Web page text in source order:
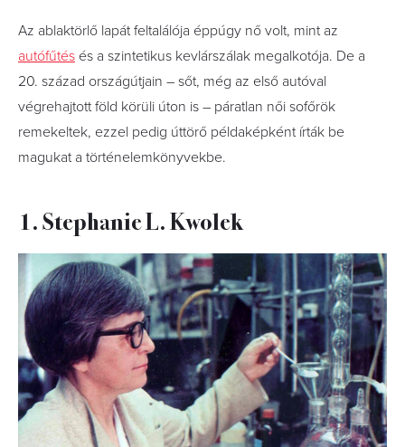
Az ablaktörlő lapát feltalálója éppúgy nő volt, mint az
autófűtés és a szintetikus kevlárszálak megalkotója. De a
20. század országútjain – sőt, még az első autóval
végrehajtott föld körüli úton is – páratlan női sofőrök
remekeltek, ezzel pedig úttörő példaképként írták be
magukat a történelemkönyvekbe.
1. Stephanie L. Kwolek